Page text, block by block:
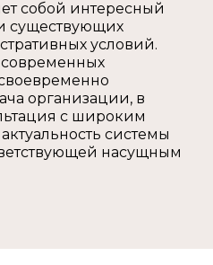
собой интересный
существующих
условий.
современных
организации, в
с широким
системы
насущным